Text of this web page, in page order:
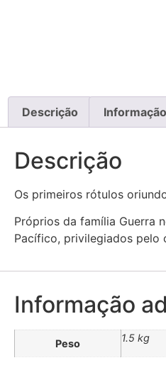
Descrição
Descrição
Os primeiros rótulos
Próprios da família Guerra
Pacífico, privilegiados pelo
Informação
Peso 1.5 kg